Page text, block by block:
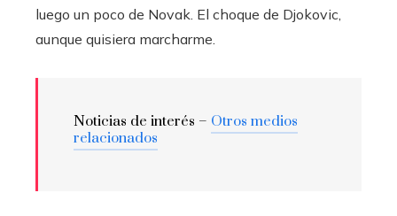
luego un poco de Novak. El choque de Djokovic,
aunque quisiera marcharme.
Noticias de interés – Otros medios
relacionados